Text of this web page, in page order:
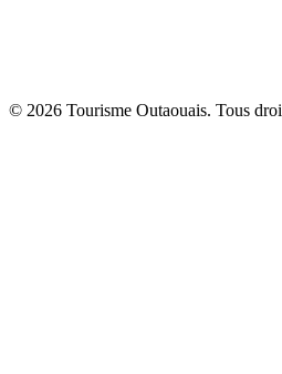
© 2026 Tourisme Outaouais. Tous